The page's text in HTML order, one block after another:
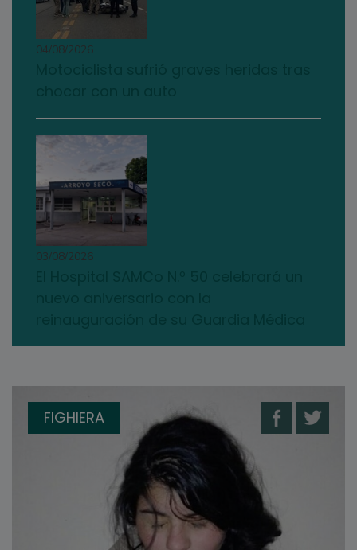
04/08/2026
03/08/2026
FIGHIERA